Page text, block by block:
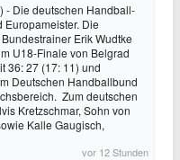
- Die deutschen Handball-
Europameister. Die
Erik Wudtke
U18-Finale von Belgrad
36: 27 (17: 11) und
Deutschen Handballbund
Zum deutschen
Kretzschmar, Sohn von
Kalle Gaugisch,
vor 12 Stunden